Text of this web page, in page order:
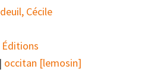
Cécile
Éditions
| occitan [lemosin]